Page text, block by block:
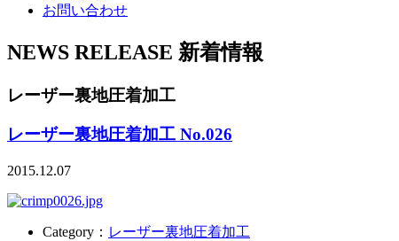
お問い合わせ
NEWS RELEASE 新着情報
レーザー裏地圧着加工
レーザー裏地圧着加工 No.026
2015.12.07
Category： レーザー裏地圧着加工